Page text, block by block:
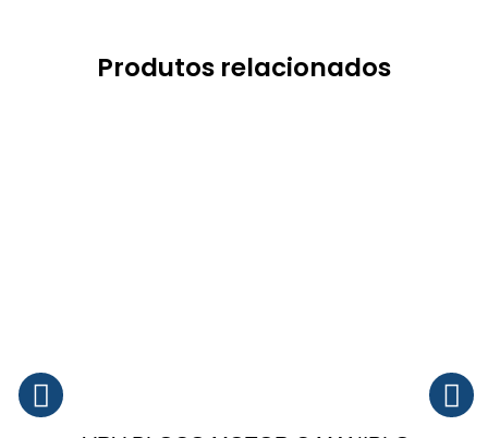
Produtos relacionados